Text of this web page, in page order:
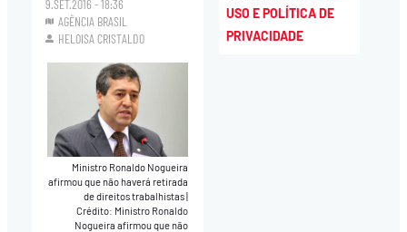
9.SET.2016 - 18:36
AGÊNCIA BRASIL
HELOISA CRISTALDO
Ministro Ronaldo Nogueira
afirmou que não haverá retirada
de direitos trabalhistas|
Crédito: Ministro Ronaldo
Nogueira afirmou que não
USO E POLÍTICA DE
PRIVACIDADE